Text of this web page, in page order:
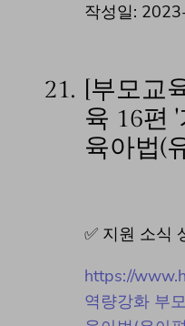
작성일:
21. [부모교
육 16편
육아법(
✅ 지원 소식
https://
역량강화 부